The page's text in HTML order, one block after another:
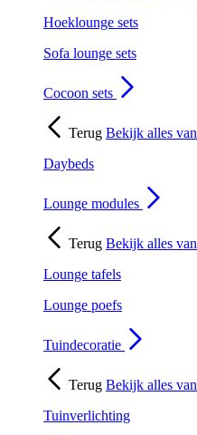
Hoeklounge sets
Sofa lounge sets
Cocoon sets
Terug Bekijk alles van
Daybeds
Lounge modules
Terug Bekijk alles van
Lounge tafels
Lounge poefs
Tuindecoratie
Terug Bekijk alles van
Tuinverlichting